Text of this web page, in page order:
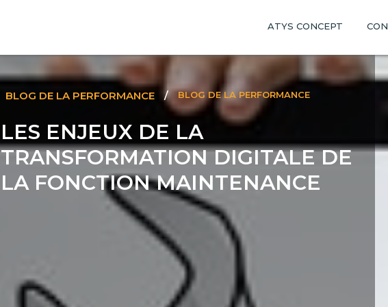
ATYS CONCEPT
BLOG DE LA PERFORMANCE / BLOG DE LA PERFORMANCE
LES ENJEUX DE LA
TRANSFORMATION DIGITALE DE
LA FONCTION MAINTENANCE